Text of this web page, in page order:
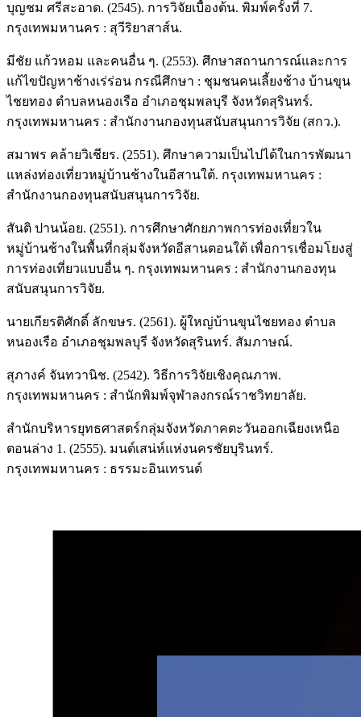
บุญชม ศรีสะอาด. (2545). การวิจัยเบื้องต้น. พิมพ์ครั้งที่ 7.
กรุงเทพมหานคร : สุวีริยาสาส์น.
มีชัย แก้วหอม และคนอื่น ๆ. (2553). ศึกษาสถานการณ์และการ
แก้ไขปัญหาช้างเร่ร่อน กรณีศึกษา : ชุมชนคนเลี้ยงช้าง บ้านขุน
ไชยทอง ตำบลหนองเรือ อำเภอชุมพลบุรี จังหวัดสุรินทร์.
กรุงเทพมหานคร : สำนักงานกองทุนสนับสนุนการวิจัย (สกว.).
สมาพร คล้ายวิเชียร. (2551). ศึกษาความเป็นไปได้ในการพัฒนา
แหล่งท่องเที่ยวหมู่บ้านช้างในอีสานใต้. กรุงเทพมหานคร :
สำนักงานกองทุนสนับสนุนการวิจัย.
สันติ ปานน้อย. (2551). การศึกษาศักยภาพการท่องเที่ยวใน
หมู่บ้านช้างในพื้นที่กลุ่มจังหวัดอีสานตอนใต้ เพื่อการเชื่อมโยงสู่
การท่องเที่ยวแบบอื่น ๆ. กรุงเทพมหานคร : สำนักงานกองทุน
สนับสนุนการวิจัย.
นายเกียรติศักดิ์ ลักขษร. (2561). ผู้ใหญ่บ้านขุนไชยทอง ตำบล
หนองเรือ อำเภอชุมพลบุรี จังหวัดสุรินทร์. สัมภาษณ์.
สุภางค์ จันทวานิช. (2542). วิธีการวิจัยเชิงคุณภาพ.
กรุงเทพมหานคร : สำนักพิมพ์จุฬาลงกรณ์ราชวิทยาลัย.
สำนักบริหารยุทธศาสตร์กลุ่มจังหวัดภาคตะวันออกเฉียงเหนือ
ตอนล่าง 1. (2555). มนต์เสน่ห์แห่งนครชัยบุรินทร์.
กรุงเทพมหานคร : ธรรมะอินเทรนด์